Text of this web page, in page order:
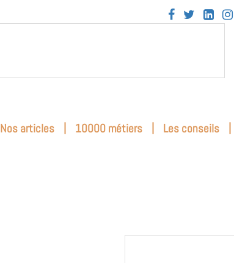
   
Nos articles | 10000 métiers | Les conseils |